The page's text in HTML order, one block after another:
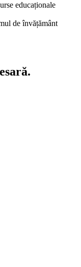
educaționale
de învățământ